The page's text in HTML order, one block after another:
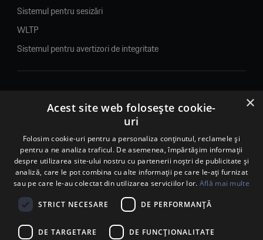
Sistemul pentru sesizări
WLTP
Sistemul pentru avertizori de integritate
© 2026. Porsche Inter Auto Romania. Toate drepturile rezervate.
Porsche Inter Auto Romania SRL
RO22188461 J2007002067233
B-dul Pipera, nr. 2, Sala 1, Etaj 2, Voluntari, jud.Ilfov - sediu
social
B-dul Pipera, nr. 1/X, Centrul Porsche București – PCB,
Voluntari, jud. Ilfov – punct de lucru
Calea Lugojului, nr. 136, loc. Ghiroda, jud. Timiș – punct de
×
Acest site web folosește cookie-
uri
Folosim cookie-uri pentru a personaliza conținutul, reclamele și
pentru a ne analiza traficul. De asemenea, împărtășim informații
despre utilizarea site-ului nostru cu partenerii noștri de publicitate și
analiză, care le pot combina cu alte informații pe care le-ați furnizat
sau pe care le-au colectat din utilizarea serviciilor lor. Află mai multe
STRICT NECESARE DE PERFORMANȚĂ
DE TARGETARE DE FUNCŢIONALITATE